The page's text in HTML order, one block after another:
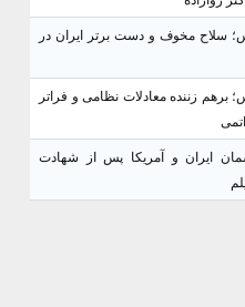
سلاح مخوف و دست برتر ایران در
برهم زننده معادلات نظامی و فراتر
ایران و آمریکا پس از شهادت